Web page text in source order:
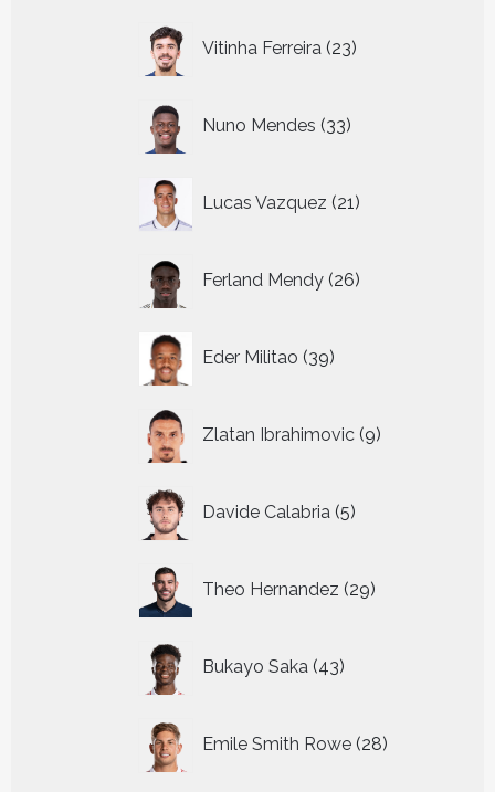
Vitinha Ferreira 23
producten
Nuno Mendes 33
producten
Lucas Vazquez 21
producten
Ferland Mendy 26
producten
Eder Militao 39
producten
Zlatan Ibrahimovic 9
producten
Davide Calabria 5
producten
Theo Hernandez 29
producten
Bukayo Saka 43
producten
Emile Smith Rowe 28
producten